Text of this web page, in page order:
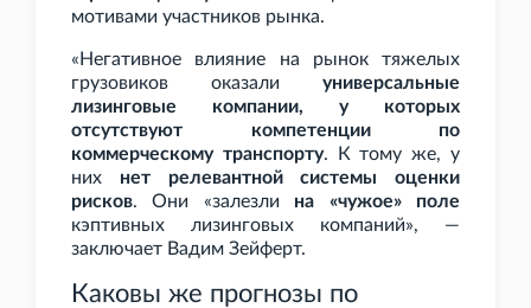
мотивами участников рынка.
«Негативное влияние на рынок тяжелых
грузовиков оказали универсальные
лизинговые компании, у которых
отсутствуют компетенции по
коммерческому транспорту. К тому же, у
них нет релевантной системы оценки
рисков. Они «залезли на «чужое» поле
кэптивных лизинговых компаний», —
заключает Вадим Зейферт.
Каковы же прогнозы по